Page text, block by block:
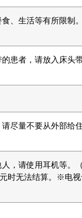
、生活等有所限制
患者，请放入床头
尽量不要从外部给
，请使用耳机等。
时无法结算。※电